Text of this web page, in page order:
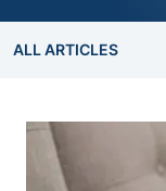
ALL ARTICLES